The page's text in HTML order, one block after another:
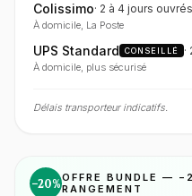
Colissimo· 2 à 4 jours ouvrés
À domicile, La Poste
UPS Standard CONSEILLÉ ·
À domicile, plus sécurisé
Délais transporteur indicatifs.
−20%OFFRE BUNDLE — −
RANGEMENT